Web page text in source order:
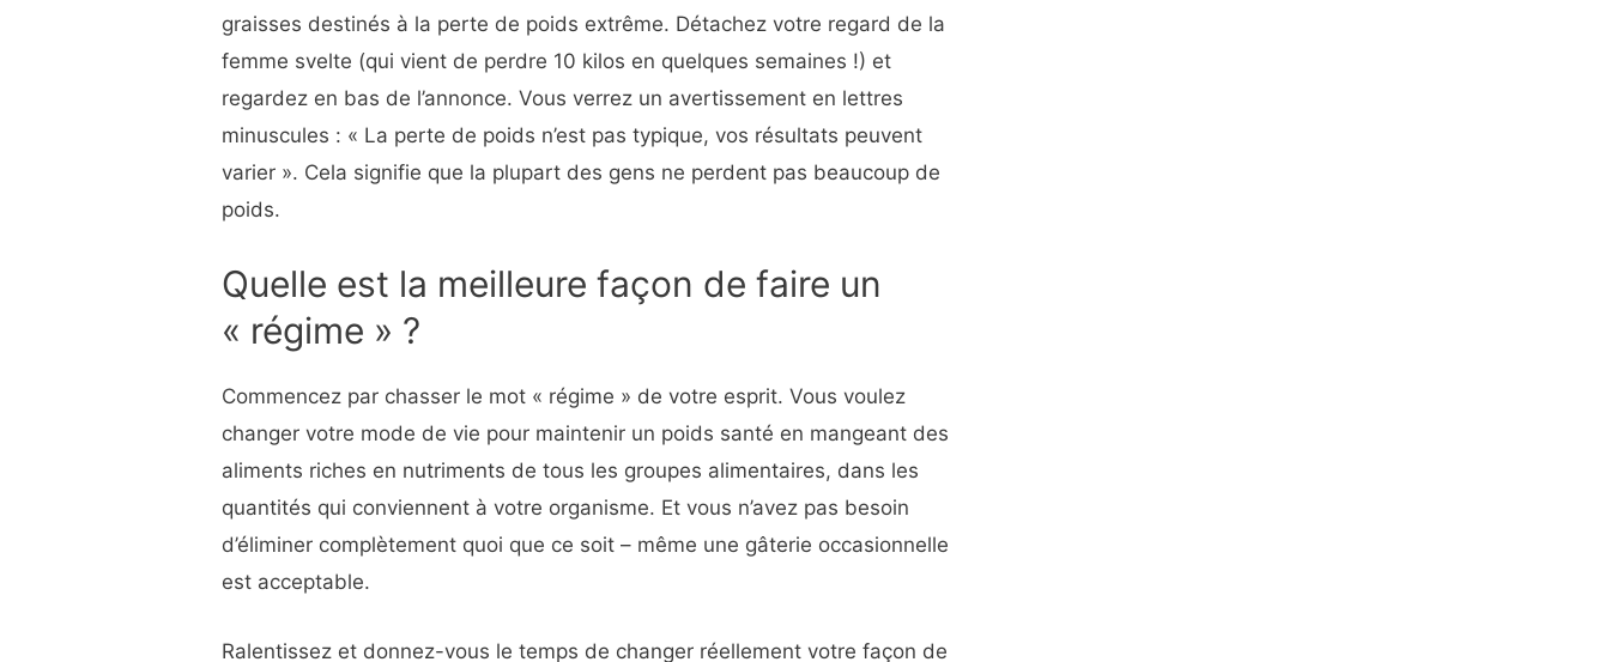
graisses destinés à la perte de poids extrême. Détachez votre regard de la
femme svelte (qui vient de perdre 10 kilos en quelques semaines !) et
regardez en bas de l’annonce. Vous verrez un avertissement en lettres
minuscules : « La perte de poids n’est pas typique, vos résultats peuvent
varier ». Cela signifie que la plupart des gens ne perdent pas beaucoup de
poids.
Quelle est la meilleure façon de faire un
« régime » ?
Commencez par chasser le mot « régime » de votre esprit. Vous voulez
changer votre mode de vie pour maintenir un poids santé en mangeant des
aliments riches en nutriments de tous les groupes alimentaires, dans les
quantités qui conviennent à votre organisme. Et vous n’avez pas besoin
d’éliminer complètement quoi que ce soit – même une gâterie occasionnelle
est acceptable.
Ralentissez et donnez-vous le temps de changer réellement votre façon de